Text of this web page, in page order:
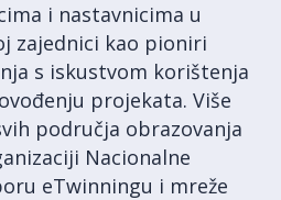
i nastavnicima u
zajednici kao pioniri
s iskustvom korištenja
projekata. Više
područja obrazovanja
Nacionalne
eTwinningu i mreže